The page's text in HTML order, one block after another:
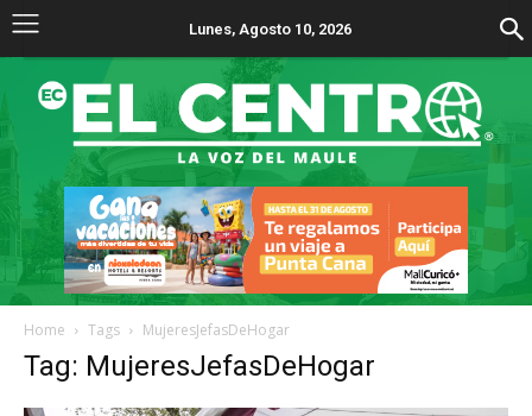
Lunes, Agosto 10, 2026
Home Tags MujeresJefasDeHogar
Tag: MujeresJefasDeHogar